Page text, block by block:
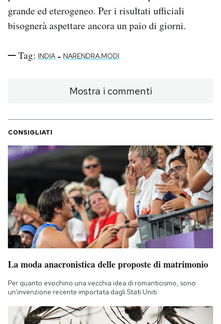
grande ed eterogeneo. Per i risultati ufficiali
bisognerà aspettare ancora un paio di giorni.
Tag: INDIA - NARENDRA MODI
Mostra i commenti
CONSIGLIATI
La moda anacronistica delle proposte di matrimonio
Per quanto evochino una vecchia idea di romanticismo, sono
un'invenzione recente importata dagli Stati Uniti